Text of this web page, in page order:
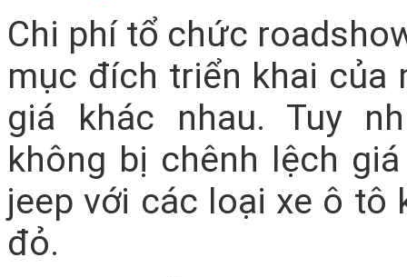
Chi phí tổ chức
mục đích triển khai của
giá khác nhau. Tuy
không bị chênh lệch
jeep với các loại xe ô tô
đỏ.